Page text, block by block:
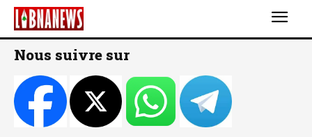
Nous suivre sur